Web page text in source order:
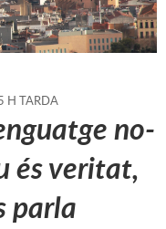
> 11-11-2017
H TARDA
no-
és veritat,
parla